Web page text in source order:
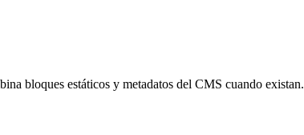
bloques estáticos y metadatos del CMS cuando existan.